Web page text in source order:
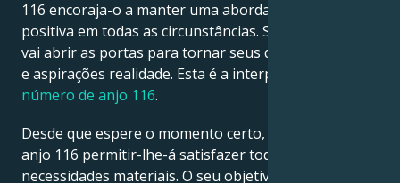
116 encoraja-o a manter uma abordagem grata e
positiva em todas as circunstâncias. Sua gratidão só
vai abrir as portas para tornar seus desejos, sonhos
e aspirações realidade. Esta é a interpretação do
número de anjo 116.
Desde que espere o momento certo, o número de
anjo 116 permitir-lhe-á satisfazer todas as suas
necessidades materiais. O seu objetivo supremo deve